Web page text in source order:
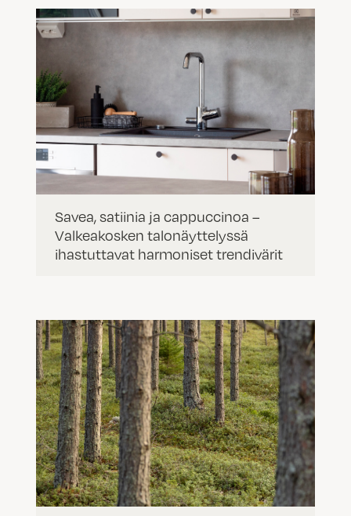
Savea, satiinia ja cappuccinoa –
Valkeakosken talonäyttelyssä
ihastuttavat harmoniset trendivärit